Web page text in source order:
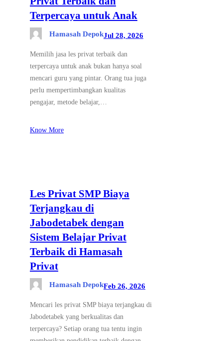
Terpercaya untuk Anak
Hamasah DepokJul 28, 2026
Memilih jasa les privat terbaik dan
terpercaya untuk anak bukan hanya soal
mencari guru yang pintar. Orang tua juga
perlu mempertimbangkan kualitas
pengajar, metode belajar,…
Know More
Les Privat SMP Biaya
Terjangkau di
Jabodetabek dengan
Sistem Belajar Privat
Terbaik di Hamasah
Privat
Hamasah DepokFeb 26, 2026
Mencari les privat SMP biaya terjangkau di
Jabodetabek yang berkualitas dan
terpercaya? Setiap orang tua tentu ingin